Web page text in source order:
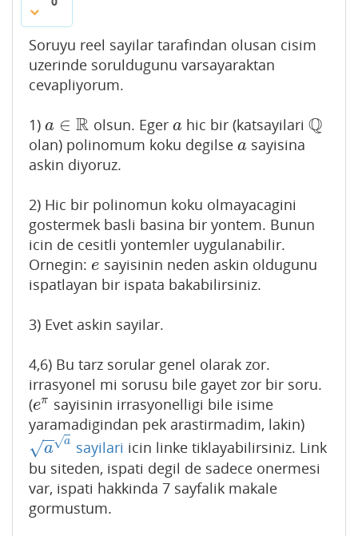
Soruyu reel sayilar tarafindan olusan cisim
uzerinde soruldugunu varsayaraktan
cevapliyorum.
1) a ∈ R
a∈R olsun. Eger a
ahic bir (katsayilari Q
Q
olan) polinomum koku degilse a
a sayisina
askin diyoruz.
2) Hic bir polinomun koku olmayacagini
gostermek basli basina bir yontem. Bunun
icin de cesitli yontemler uygulanabilir.
Ornegin: e
e sayisinin neden askin oldugunu
ispatlayan bir ispata bakabilirsiniz.
3) Evet askin sayilar.
4,6) Bu tarz sorular genel olarak zor.
irrasyonel mi sorusu bile gayet zor bir soru.
(eπ
eπ sayisinin irrasyonelligi bile isime
yaramadigindan pek arastirmadim, lakin)
a
−
−
√ a
√
aa sayilari icin linke tiklayabilirsiniz. Link
bu siteden, ispati degil de sadece onermesi
var, ispati hakkinda 7 sayfalik makale
gormustum.